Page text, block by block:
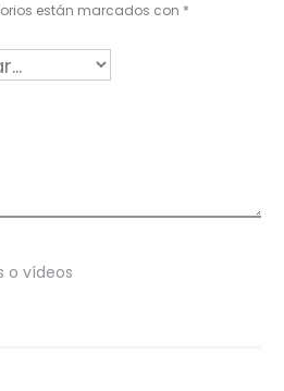
están marcados con *
o vídeos